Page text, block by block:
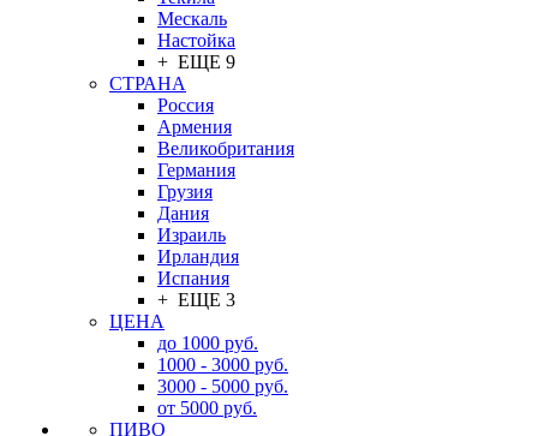
Мескаль
Настойка
+ ЕЩЕ 9
СТРАНА
Россия
Армения
Великобритания
Германия
Грузия
Дания
Израиль
Ирландия
Испания
+ ЕЩЕ 3
ЦЕНА
до 1000 руб.
1000 - 3000 руб.
3000 - 5000 руб.
от 5000 руб.
ПИВО